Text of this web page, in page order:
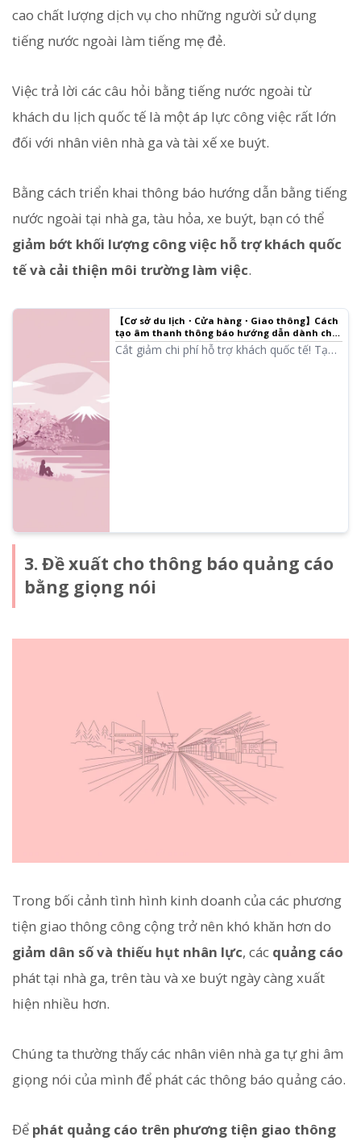
cao chất lượng dịch vụ cho những người sử dụng
tiếng nước ngoài làm tiếng mẹ đẻ.
Việc trả lời các câu hỏi bằng tiếng nước ngoài từ
khách du lịch quốc tế là một áp lực công việc rất lớn
đối với nhân viên nhà ga và tài xế xe buýt.
Bằng cách triển khai thông báo hướng dẫn bằng tiếng
nước ngoài tại nhà ga, tàu hỏa, xe buýt, bạn có thể
giảm bớt khối lượng công việc hỗ trợ khách quốc
tế và cải thiện môi trường làm việc.
【Cơ sở du lịch・Cửa hàng・Giao thông】Cách
tạo âm thanh thông báo hướng dẫn dành cho
khách du lịch quốc tế! Phương pháp hướng
dẫn đa ngôn ngữ hiệu quả là gì?
Cắt giảm chi phí hỗ trợ khách quốc tế! Tạo
3. Đề xuất cho thông báo quảng cáo
bằng giọng nói
Trong bối cảnh tình hình kinh doanh của các phương
tiện giao thông công cộng trở nên khó khăn hơn do
giảm dân số và thiếu hụt nhân lực, các quảng cáo
phát tại nhà ga, trên tàu và xe buýt ngày càng xuất
hiện nhiều hơn.
Chúng ta thường thấy các nhân viên nhà ga tự ghi âm
giọng nói của mình để phát các thông báo quảng cáo.
Để phát quảng cáo trên phương tiện giao thông